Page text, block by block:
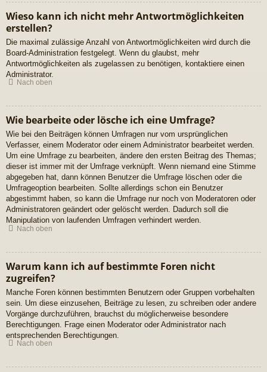
Wieso kann ich nicht mehr Antwortmöglichkeiten
erstellen?
Die maximal zulässige Anzahl von Antwortmöglichkeiten wird durch die
Board-Administration festgelegt. Wenn du glaubst, mehr
Antwortmöglichkeiten als zugelassen zu benötigen, kontaktiere einen
Administrator.
Nach oben
Wie bearbeite oder lösche ich eine Umfrage?
Wie bei den Beiträgen können Umfragen nur vom ursprünglichen
Verfasser, einem Moderator oder einem Administrator bearbeitet werden.
Um eine Umfrage zu bearbeiten, ändere den ersten Beitrag des Themas;
dieser ist immer mit der Umfrage verknüpft. Wenn niemand eine Stimme
abgegeben hat, dann können Benutzer die Umfrage löschen oder die
Umfrageoption bearbeiten. Sollte allerdings schon ein Benutzer
abgestimmt haben, so kann die Umfrage nur noch von Moderatoren oder
Administratoren geändert oder gelöscht werden. Dadurch soll die
Manipulation von laufenden Umfragen verhindert werden.
Nach oben
Warum kann ich auf bestimmte Foren nicht
zugreifen?
Manche Foren können bestimmten Benutzern oder Gruppen vorbehalten
sein. Um diese einzusehen, Beiträge zu lesen, zu schreiben oder andere
Vorgänge durchzuführen, brauchst du möglicherweise besondere
Berechtigungen. Frage einen Moderator oder Administrator nach
entsprechenden Berechtigungen.
Nach oben